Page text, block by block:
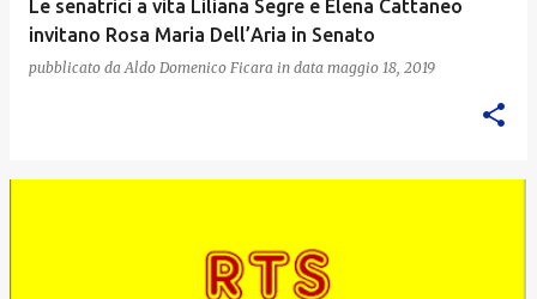
Le senatrici a vita Liliana Segre e Elena Cattaneo
invitano Rosa Maria Dell’Aria in Senato
pubblicato da Aldo Domenico Ficara in data maggio 18, 2019